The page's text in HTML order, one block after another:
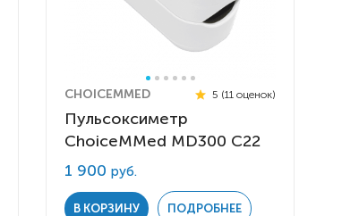
CHOICEMMED 5 (11 оценок)
Пульсоксиметр
ChoiceMMed MD300 C22
1 900руб.
В КОРЗИНУ ПОДРОБНЕЕ